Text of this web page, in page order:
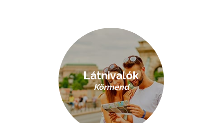
Látnivalók
Körmend